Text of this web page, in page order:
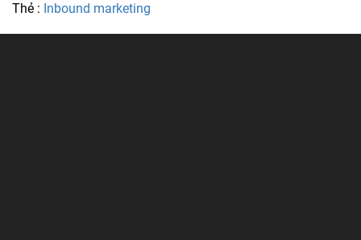
Thẻ : Inbound marketing